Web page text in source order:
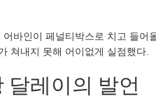
어바인이 페널티박스로 치고 들
쳐내지 못해 어이없게 실점했다.
달레이의 발언